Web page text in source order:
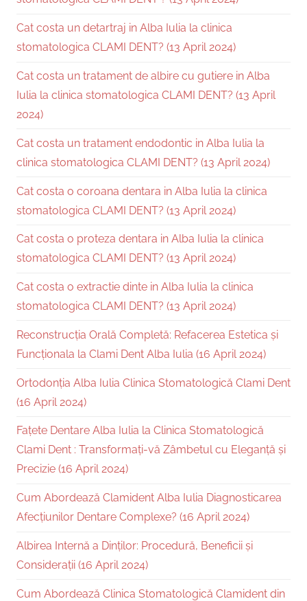
Cat costa un detartraj in Alba Iulia la clinica
stomatologica CLAMI DENT? (13 April 2024)
Cat costa un tratament de albire cu gutiere in Alba
Iulia la clinica stomatologica CLAMI DENT? (13 April
2024)
Cat costa un tratament endodontic in Alba Iulia la
clinica stomatologica CLAMI DENT? (13 April 2024)
Cat costa o coroana dentara in Alba Iulia la clinica
stomatologica CLAMI DENT? (13 April 2024)
Cat costa o proteza dentara in Alba Iulia la clinica
stomatologica CLAMI DENT? (13 April 2024)
Cat costa o extractie dinte in Alba Iulia la clinica
stomatologica CLAMI DENT? (13 April 2024)
Reconstrucția Orală Completă: Refacerea Estetica și
Funcționala la Clami Dent Alba Iulia (16 April 2024)
Ortodonția Alba Iulia Clinica Stomatologică Clami Dent
(16 April 2024)
Fațete Dentare Alba Iulia la Clinica Stomatologică
Clami Dent : Transformați-vă Zâmbetul cu Eleganță și
Precizie (16 April 2024)
Cum Abordează Clamident Alba Iulia Diagnosticarea
Afecțiunilor Dentare Complexe? (16 April 2024)
Albirea Internă a Dinților: Procedură, Beneficii și
Considerații (16 April 2024)
Cum Abordează Clinica Stomatologică Clamident din